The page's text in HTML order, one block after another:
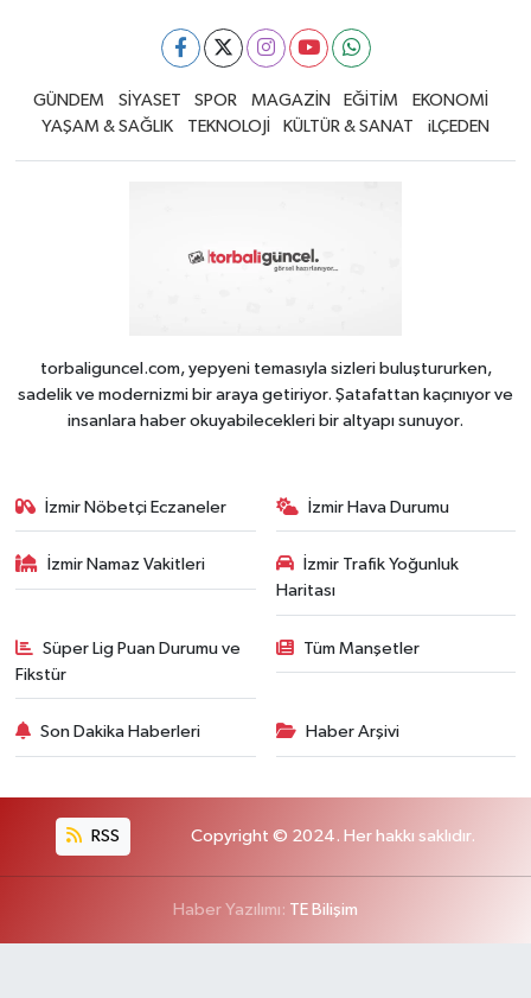
GÜNDEM SİYASET SPOR MAGAZİN EĞİTİM
EKONOMİ
YAŞAM & SAĞLIK
TEKNOLOJİ KÜLTÜR & SANAT iLÇEDEN
torbaliguncel.com, yepyeni temasıyla sizleri buluştururken,
sadelik ve modernizmi bir araya getiriyor. Şatafattan kaçınıyor ve
insanlara haber okuyabilecekleri bir altyapı sunuyor.
İzmir Nöbetçi Eczaneler İzmir Hava Durumu
İzmir Namaz Vakitleri
İzmir Trafik Yoğunluk
Haritası
Süper Lig Puan Durumu ve
Fikstür
Tüm Manşetler
Son Dakika Haberleri Haber Arşivi
RSS Copyright © 2024. Her hakkı saklıdır.
Haber Yazılımı: TE Bilişim